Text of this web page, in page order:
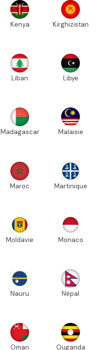
Kenya Kirghizistan
Liban Libye
Madagascar Malaisie
Maroc Martinique
Moldavie Monaco
Nauru Népal
Oman Ouganda